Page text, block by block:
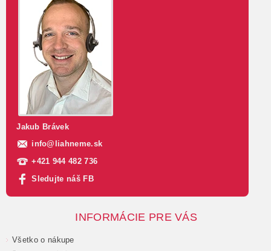
Jakub Brávek
info@ liahneme.sk
+421 944 482 736
Sledujte náš FB
INFORMÁCIE PRE VÁS
Všetko o nákupe